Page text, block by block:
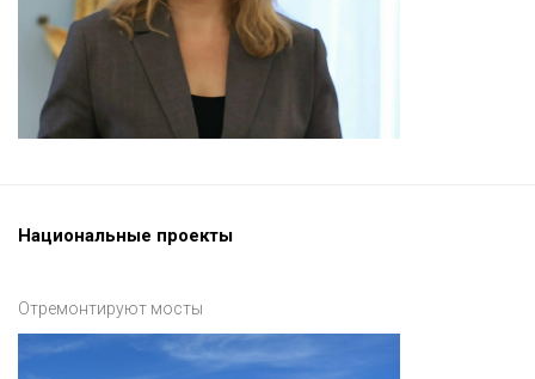
Национальные проекты
Отремонтируют мосты